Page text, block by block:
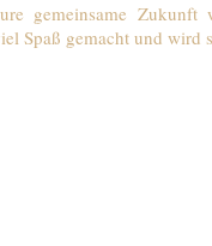
gemeinsame Zukunft
Spaß gemacht und